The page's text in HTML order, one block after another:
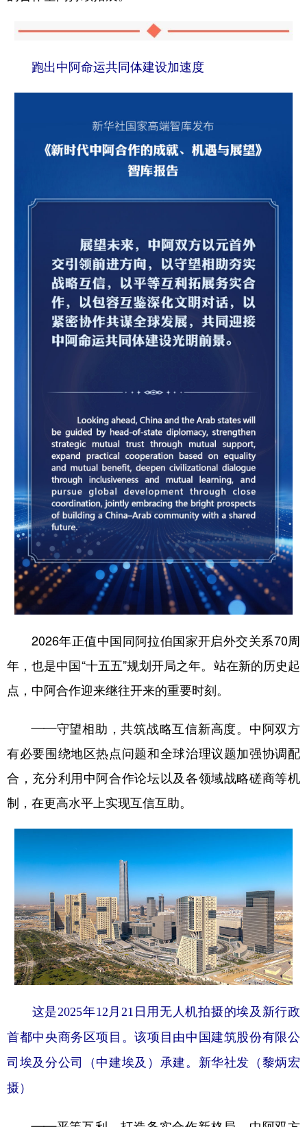
跑出中阿命运共同体建设加速度
2026年正值中国同阿拉伯国家开启外交关系70周
年，也是中国“十五五”规划开局之年。站在新的历史起
点，中阿合作迎来继往开来的重要时刻。
——守望相助，共筑战略互信新高度。中阿双方
有必要围绕地区热点问题和全球治理议题加强协调配
合，充分利用中阿合作论坛以及各领域战略磋商等机
制，在更高水平上实现互信互助。
这是2025年12月21日用无人机拍摄的埃及新行政
首都中央商务区项目。该项目由中国建筑股份有限公
司埃及分公司（中建埃及）承建。新华社发（黎炳宏
摄）